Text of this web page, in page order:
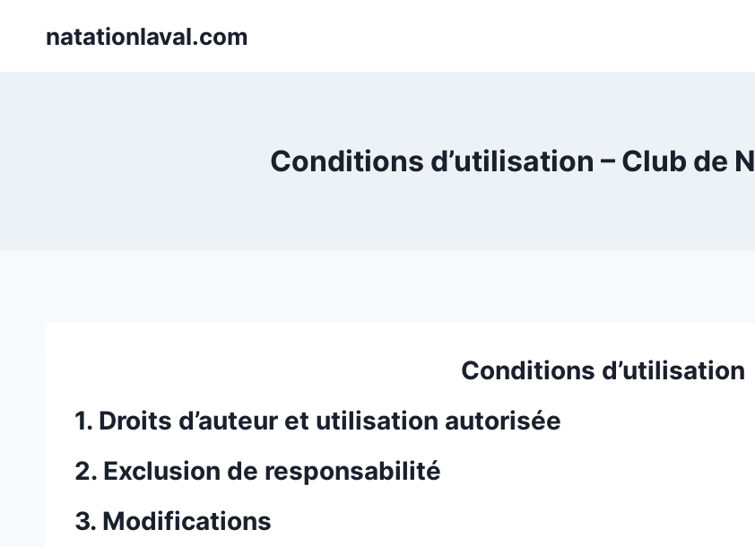
natationlaval.com
Conditions d’utilisation – Club de
Conditions d’utilisation
1. Droits d’auteur et utilisation autorisée
2. Exclusion de responsabilité
3. Modifications